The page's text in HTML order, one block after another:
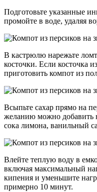
Подготовьте указанные
промойте в воде, удаляя
В кастрюлю нарежьте
косточки. Если косточка
приготовить компот из
Всыпьте сахар прямо на
желанию можно добавить
сока лимона, ванильный
Влейте теплую воду в
включая максимальный
кипения и уменьшите
примерно 10 минут.